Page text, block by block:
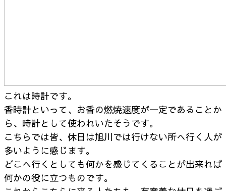
これは時計です。
香時計といって、お香の燃焼速度が一定であることか
ら、 時計として使われいたそうです。
こちらでは皆、休日は旭川では行けない所へ行く人が
多いように感じます。
どこへ行くとしても何かを感じてくることが出来れば
何かの役に立つものです。